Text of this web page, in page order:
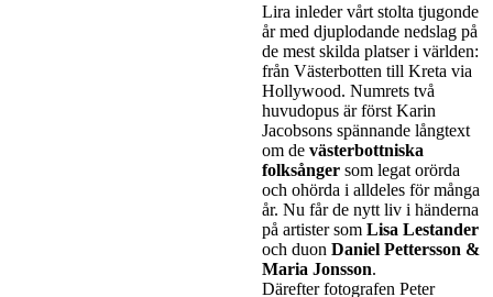
Lira inleder vårt stolta tjugonde
år med djuplodande nedslag på
de mest skilda platser i världen:
från Västerbotten till Kreta via
Hollywood. Numrets två
huvudopus är först Karin
Jacobsons spännande långtext
om de västerbottniska
folksånger som legat orörda
och ohörda i alldeles för många
år. Nu får de nytt liv i händerna
på artister som Lisa Lestander
och duon Daniel Pettersson &
Maria Jonsson.
Därefter fotografen Peter